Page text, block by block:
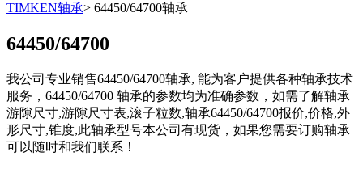
TIMKEN轴承> 64450/64700轴承
64450/64700
我公司专业销售64450/64700轴承, 能为客户提供各种轴承技术
服务，64450/64700 轴承的参数均为准确参数，如需了解轴承
游隙尺寸,游隙尺寸表,滚子粒数,轴承64450/64700报价,价格,外
形尺寸,锥度,此轴承型号本公司有现货，如果您需要订购轴承
可以随时和我们联系！